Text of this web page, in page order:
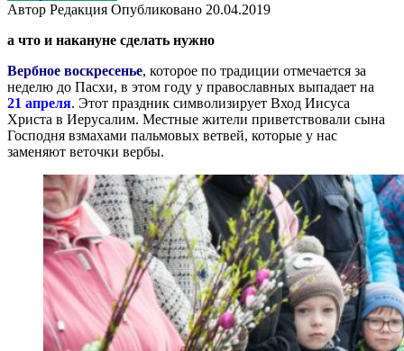
Автор Редакция Опубликовано 20.04.2019
а что и накануне сделать нужно
Вербное воскресенье, которое по традиции отмечается за
неделю до Пасхи, в этом году у православных выпадает на
21 апреля. Этот праздник символизирует Вход Иисуса
Христа в Иерусалим. Местные жители приветствовали сына
Господня взмахами пальмовых ветвей, которые у нас
заменяют веточки вербы.